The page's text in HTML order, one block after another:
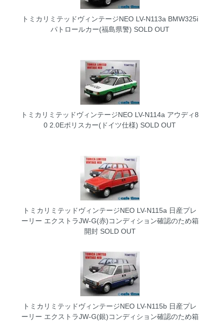
トミカリミテッドヴィンテージNEO LV-N113a BMW325i
パトロールカー(福島県警) SOLD OUT
トミカリミテッドヴィンテージNEO LV-N114a アウディ8
0 2.0Eポリスカー(ドイツ仕様) SOLD OUT
トミカリミテッドヴィンテージNEO LV-N115a 日産プレ
ーリー エクストラJW-G(赤)コンディション確認のため箱
開封SOLD OUT
トミカリミテッドヴィンテージNEO LV-N115b 日産プレ
ーリー エクストラJW-G(銀)コンディション確認のため箱